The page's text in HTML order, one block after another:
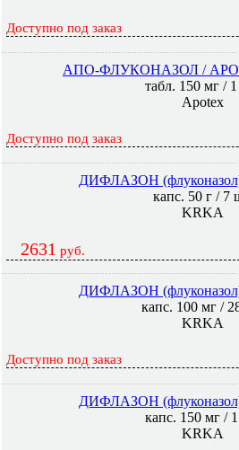
Доступно под заказ
АПО-ФЛУКОНАЗОЛ /
табл. 150 мг /
Apotex
Доступно под заказ
ДИФЛАЗОН
капс. 50 г / 7
KRKA
2631 руб.
ДИФЛАЗОН
капс. 100 мг /
KRKA
Доступно под заказ
ДИФЛАЗОН
капс. 150 мг /
KRKA